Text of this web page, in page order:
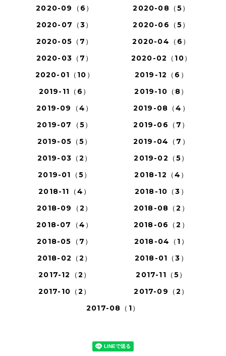
2020-09（6）
2020-08（5）
2020-07（3）
2020-06（5）
2020-05（7）
2020-04（6）
2020-03（7）
2020-02（10）
2020-01（10）
2019-12（6）
2019-11（6）
2019-10（8）
2019-09（4）
2019-08（4）
2019-07（5）
2019-06（7）
2019-05（5）
2019-04（7）
2019-03（2）
2019-02（5）
2019-01（5）
2018-12（4）
2018-11（4）
2018-10（3）
2018-09（2）
2018-08（2）
2018-07（4）
2018-06（2）
2018-05（7）
2018-04（1）
2018-02（2）
2018-01（3）
2017-12（2）
2017-11（5）
2017-10（2）
2017-09（2）
2017-08（1）